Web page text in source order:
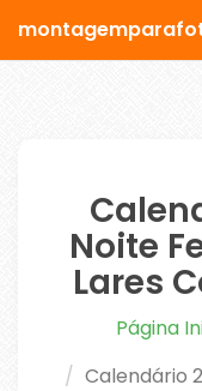
Noite
Lares
Página
Calendário